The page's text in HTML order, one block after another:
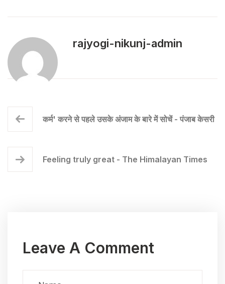
rajyogi-nikunj-admin
कर्म' करने से पहले उसके अंजाम के बारे में सोचें - पंजाब केसरी
Feeling truly great - The Himalayan Times
Leave A Comment